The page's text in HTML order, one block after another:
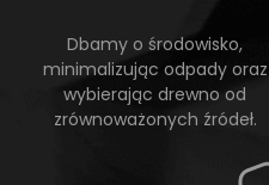
Dbamy o środowisko,
minimalizując odpady oraz
wybierając drewno od
zrównoważonych źródeł.